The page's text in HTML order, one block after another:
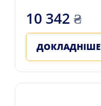
10 342 ₴
ДОКЛАДНІШЕ